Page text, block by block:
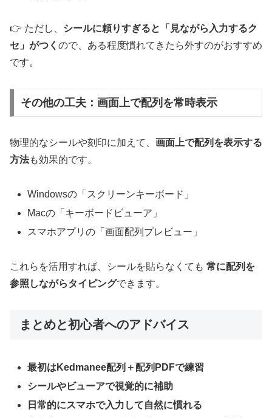
👉 ただし、 シールに頼りすぎると「見ながら入力するク
セ」がつく ので、ある程度慣れてきたら外すのがおすすめ
です。
その他の工夫：画面上で配列を常時表示
物理的なシールや刻印に加えて、 画面上で配列を表示する
方法も効果的です。
Windowsの「スクリーンキーボード」
Macの「キーボードビューア」
スマホアプリの「画面配列プレビュー」
これらを活用すれば、シールを貼らなくても 常に配列を
参照しながらタイピングできます。
まとめと初心者へのアドバイス
最初はKedmanee配列＋配列PDFで練習
シールやビューアで視覚的に補助
日常的にスマホで入力して自然に慣れる